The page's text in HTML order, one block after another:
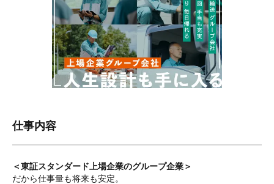
仕事内容
＜東証スタンダード上場企業のグループ企業＞
だから仕事量も将来も安定。